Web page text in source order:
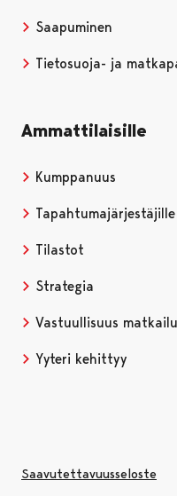
Saapuminen
Tietosuoja- ja
Ammattilaisille
Kumppanuus
Tapahtumajärjestäjille
Tilastot
Strategia
Vastuullisuus
Yyteri kehittyy
Saavutettavuusseloste